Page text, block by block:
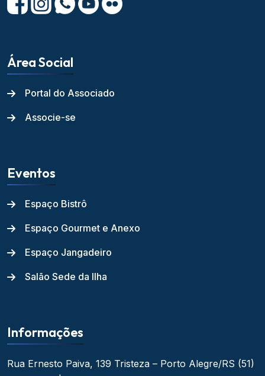
Área Social
Portal do Associado
Associe-se
Eventos
Espaço Bistrô
Espaço Gourmet e Anexo
Espaço Jangadeiro
Salão Sede da Ilha
Informações
Rua Ernesto Paiva, 139 Tristeza – Porto Alegre/RS (51)